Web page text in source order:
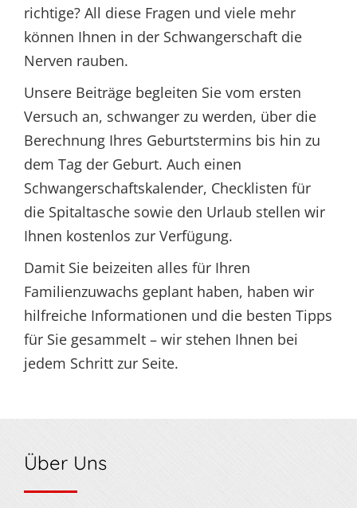
richtige? All diese Fragen und viele mehr
können Ihnen in der Schwangerschaft die
Nerven rauben.
Unsere Beiträge begleiten Sie vom ersten
Versuch an, schwanger zu werden, über die
Berechnung Ihres Geburtstermins bis hin zu
dem Tag der Geburt. Auch einen
Schwangerschaftskalender, Checklisten für
die Spitaltasche sowie den Urlaub stellen wir
Ihnen kostenlos zur Verfügung.
Damit Sie beizeiten alles für Ihren
Familienzuwachs geplant haben, haben wir
hilfreiche Informationen und die besten Tipps
für Sie gesammelt – wir stehen Ihnen bei
jedem Schritt zur Seite.
Über Uns